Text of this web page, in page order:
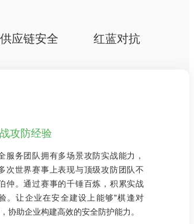
应链安全 红蓝对抗
攻防经验
服务团队拥有多场景攻防实战能力，
次世界赛事上表现与顶级攻防团队不
仲。通过赛事的千锤百炼，积累实战
。让企业在安全建设上能够"棋逢对
协助企业构建高效的安全防护能力。